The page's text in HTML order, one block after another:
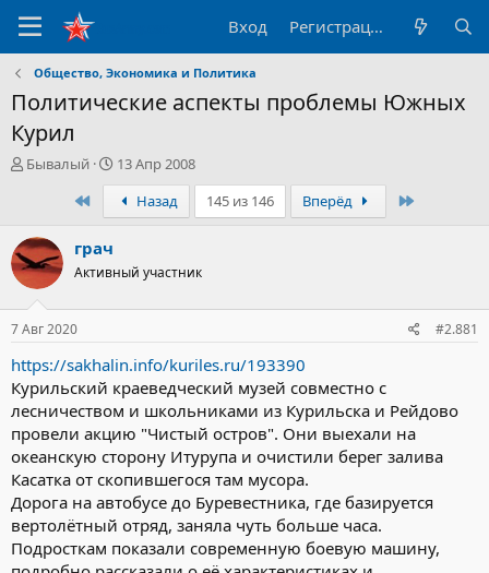
Вход Регистрация
Общество, Экономика и Политика
Политические аспекты проблемы Южных
Курил
А
р
т
м
ы
Бывалый
Д
а
т
а
ч
13 Апр 2008
ПервыйНазад 145 из 146 Вперёд
грач
Активный участник
7 Авг 2020 #2.881
https://sakhalin.info/kuriles.ru/193390
Курильский краеведческий музей совместно с
лесничеством и школьниками из Курильска и Рейдово
провели акцию "Чистый остров". Они выехали на
океанскую сторону Итурупа и очистили берег залива
Касатка от скопившегося там мусора.
Дорога на автобусе до Буревестника, где базируется
вертолётный отряд, заняла чуть больше часа.
Подросткам показали современную боевую машину,